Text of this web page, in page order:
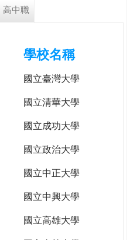
高中職
學校名稱
國立臺灣大學
國立清華大學
國立成功大學
國立政治大學
國立中正大學
國立中興大學
國立高雄大學